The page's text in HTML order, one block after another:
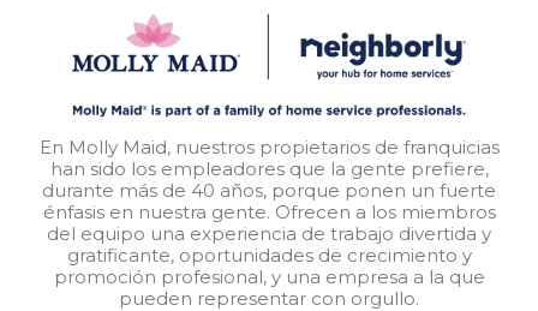
En Molly Maid, nuestros propietarios de franquicias
han sido los empleadores que la gente prefiere,
durante más de 40 años, porque ponen un fuerte
énfasis en nuestra gente. Ofrecen a los miembros
del equipo una experiencia de trabajo divertida y
gratificante, oportunidades de crecimiento y
promoción profesional, y una empresa a la que
pueden representar con orgullo.